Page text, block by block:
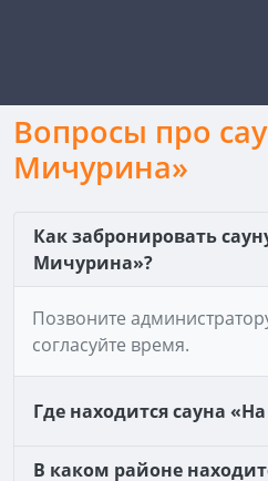
Вопросы про
Мичурина»
Как забронировать
Мичурина»?
Позвоните
согласуйте время.
Где находится сауна
В каком районе